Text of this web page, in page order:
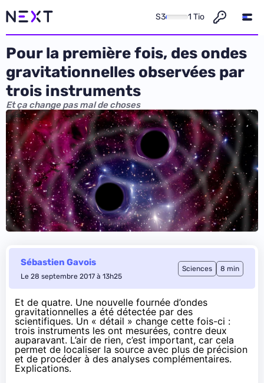
S3 1 Tio
Pour la première fois, des ondes
gravitationnelles observées par
trois instruments
Et ça change pas mal de choses
Sébastien Gavois
Le 28 septembre 2017 à 13h25
Sciences 8 min
Et de quatre. Une nouvelle fournée d’ondes
gravitationnelles a été détectée par des
scientifiques. Un « détail » change cette fois-ci :
trois instruments les ont mesurées, contre deux
auparavant. L’air de rien, c’est important, car cela
permet de localiser la source avec plus de précision
et de procéder à des analyses complémentaires.
Explications.